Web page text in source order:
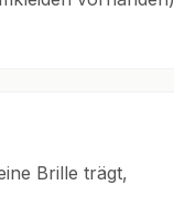
Brille trägt,